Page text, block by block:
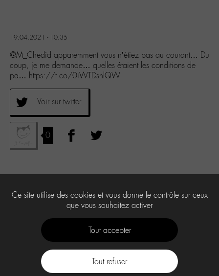
19.04.2021 - 10:35
@M_Chedid apparemment vous n’étiez pas au courant… Du
coup, je me demande… quelles étaient les conditions de
pa… https://t.co/0iWTDsnlQW
Voir sur twitter
0
Ce site utilise des cookies et vous donne le contrôle sur ceux
que vous souhaitez activer
Tout accepter
Tout refuser